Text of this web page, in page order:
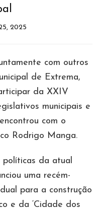
2025
com outros
de Extrema,
da XXIV
municipais e
com o
Rodrigo Manga.
da atual
uma recém-
para a construção
e da ‘Cidade dos